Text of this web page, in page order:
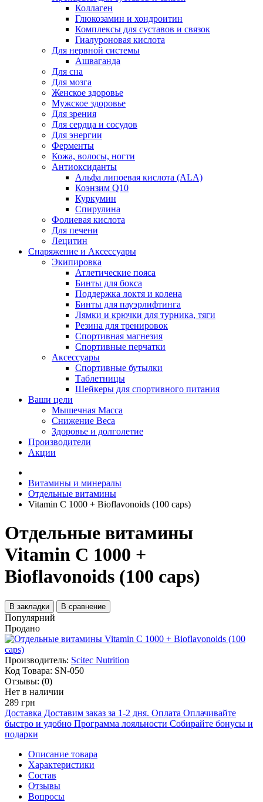
Коллаген
Глюкозамин и хондроитин
Комплексы для суставов и связок
Гиалуроновая кислота
Для нервной системы
Ашваганда
Для сна
Для мозга
Женское здоровье
Мужское здоровье
Для зрения
Для сердца и сосудов
Для энергии
Ферменты
Кожа, волосы, ногти
Антиоксиданты
Альфа липоевая кислота (ALA)
Коэнзим Q10
Куркумин
Спирулина
Фолиевая кислота
Для печени
Лецитин
Снаряжение и Аксессуары
Экипировка
Атлетические пояса
Бинты для бокса
Поддержка локтя и колена
Бинты для пауэрлифтинга
Лямки и крючки для турника, тяги
Резина для тренировок
Спортивная магнезия
Спортивные перчатки
Аксессуары
Спортивные бутылки
Таблетницы
Шейкеры для спортивного питания
Ваши цели
Мышечная Масса
Снижение Веса
Здоровье и долголетие
Производители
Акции
Витамины и минералы
Отдельные витамины
Vitamin C 1000 + Bioflavonoids (100 caps)
Отдельные витамины
Vitamin C 1000 +
Bioflavonoids (100 caps)
В закладки В сравнение
Популярний
Продано
Производитель: Scitec Nutrition
Код Товара: SN-050
Отзывы: (0)
Нет в наличии
289 грн
Доставка Доставим заказ за 1-2 дня. Оплата Оплачивайте
быстро и удобно Программа лояльности Собирайте бонусы и
подарки
Описание товара
Характеристики
Состав
Отзывы
Вопросы